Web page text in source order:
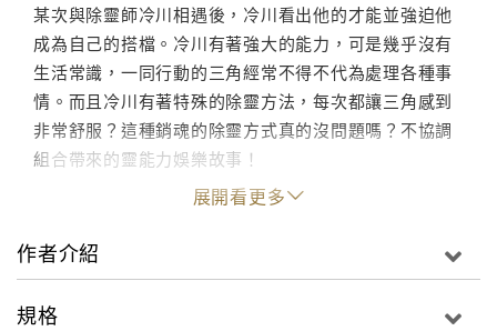
某次與除靈師冷川相遇後，冷川看出他的才能並強迫他
成為自己的搭檔。冷川有著強大的能力，可是幾乎沒有
生活常識，一同行動的三角經常不得不代為處理各種事
情。而且冷川有著特殊的除靈方法，每次都讓三角感到
非常舒服？這種銷魂的除靈方式真的沒問題嗎？不協調
組合帶來的靈能力娛樂故事！
展開看更多
作者介紹
規格